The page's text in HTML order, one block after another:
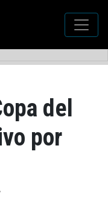
del
por